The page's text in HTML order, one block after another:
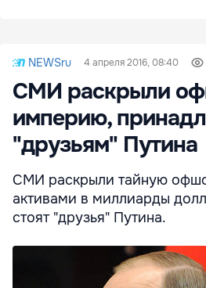
NEWSru 4 апреля 2016, 08:40
СМИ раскрыли
империю,
"друзьям" Путина
СМИ раскрыли тайную
активами в миллиарды
стоят "друзья" Путина.